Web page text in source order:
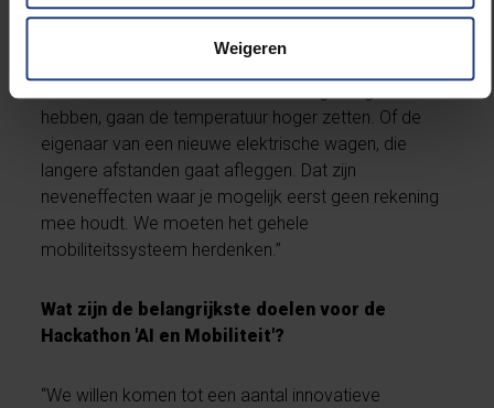
Weigeren
tijdens de hackaton hebben. Wat in eerste instantie
een geweldig idee is, kan in de praktijk erg
hebben, gaan de temperatuur hoger zetten. Of de
eigenaar van een nieuwe elektrische wagen, die
langere afstanden gaat afleggen. Dat zijn
neveneffecten waar je mogelijk eerst geen rekening
mee houdt. We moeten het gehele
mobiliteitssysteem herdenken.”
Wat zijn de belangrijkste doelen voor de
Hackathon 'AI en Mobiliteit'?
“We willen komen tot een aantal innovatieve